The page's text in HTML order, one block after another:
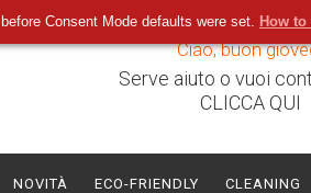
Consent Mode defaults were set. How
Ciao, buon
Serve aiuto o vuoi
CLICCA QUI
NOVITÀ ECO-FRIENDLY CLEANING